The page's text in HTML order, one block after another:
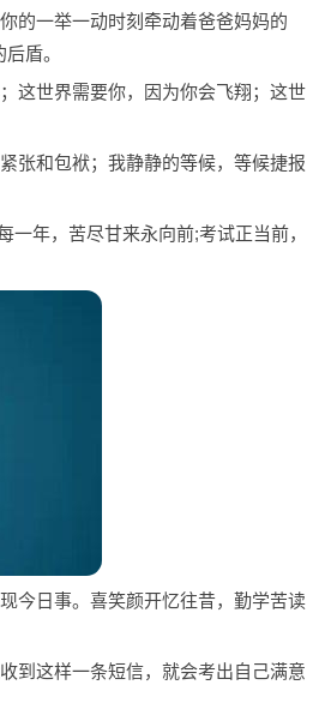
的一举一动时刻牵动着爸爸妈妈的
盾。
这世界需要你，因为你会飞翔；这世
张和包袱；我静静的等候，等候捷报
年，苦尽甘来永向前;考试正当前，
今日事。喜笑颜开忆往昔，勤学苦读
到这样一条短信，就会考出自己满意